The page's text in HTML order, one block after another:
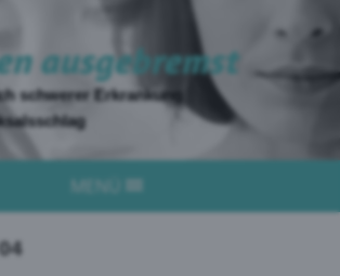
ausgebremst
schwerer Erkrankung
MENÜ